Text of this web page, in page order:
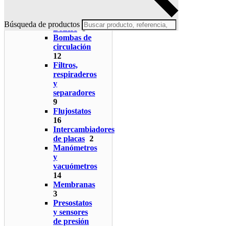
Búsqueda de productos
7
Boilers 8
Bombas de
circulación
12
Filtros,
respiraderos
y
separadores
9
Flujostatos
16
Intercambiadores
de placas 2
Manómetros
y
vacuómetros
14
Membranas
3
Presostatos
y sensores
de presión